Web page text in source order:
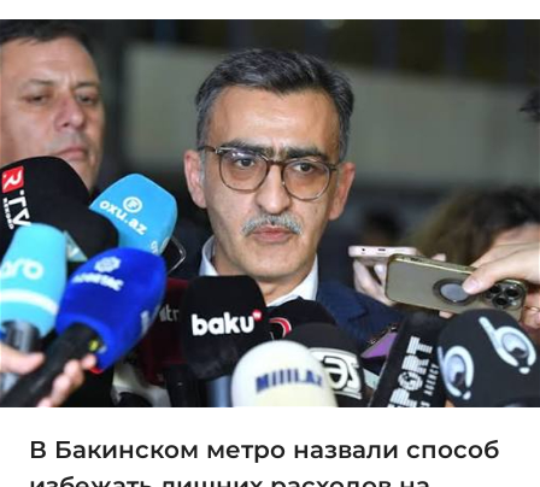
В Бакинском метро назвали способ